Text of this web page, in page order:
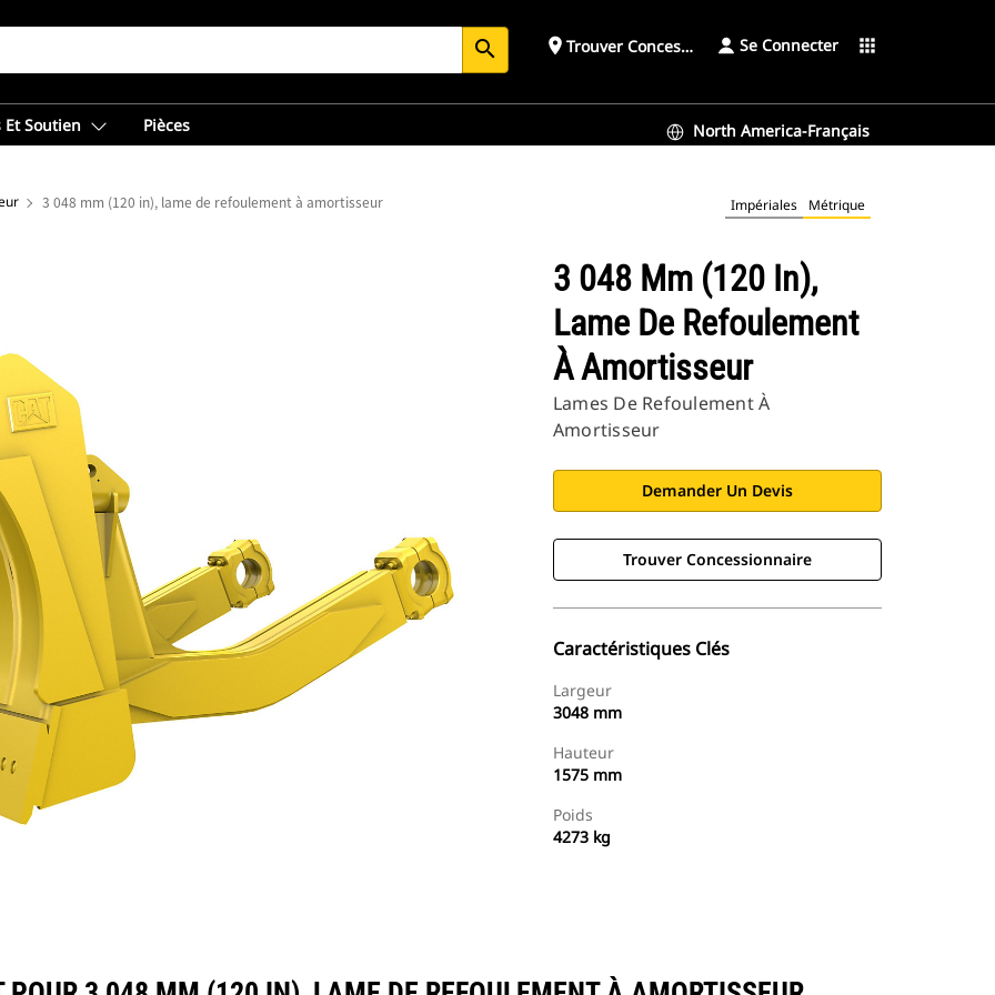
search place Trouver ConcessionnaireSe Connecter apps
Et Soutien Pièces North America-Français
3 048 mm (120 in), lame de refoulement à amortisseur Impériales Métrique
3 048 Mm (120 In),
Lame De Refoulement
À Amortisseur
Lames De Refoulement À
Amortisseur
Demander Un Devis
Trouver Concessionnaire
Caractéristiques Clés
Largeur
3048 mm
Hauteur
1575 mm
Poids
4273 kg